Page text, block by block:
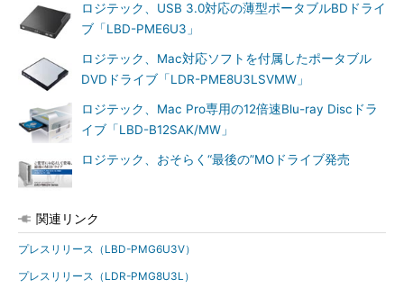
ロジテック、USB 3.0対応の薄型ポータブルBDドライ
ブ「LBD-PME6U3」
ロジテック、Mac対応ソフトを付属したポータブル
DVDドライブ「LDR-PME8U3LSVMW」
ロジテック、Mac Pro専用の12倍速Blu-ray Discドラ
イブ「LBD-B12SAK/MW」
ロジテック、おそらく“最後の”MOドライブ発売
関連リンク
プレスリリース（LBD-PMG6U3V）
プレスリリース（LDR-PMG8U3L）